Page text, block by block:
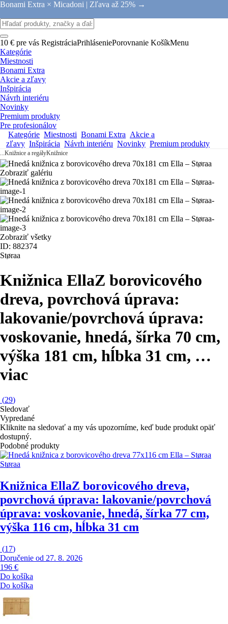
Bonami Extra × Micadoni | Zľava až 25% →
10 € pre vás RegistráciaPrihláseniePorovnanie KošíkMenu
Kategórie
Miestnosti
Bonami Extra
Akcie a zľavy
Inšpirácia
Návrh interiéru
Novinky
Premium produkty
Pre profesionálov
Kategórie Miestnosti Bonami Extra Akcie a
zľavy Inšpirácia Návrh interiéru Novinky Premium produkty
...Knižnice a regályKnižnice
Zobraziť galériu
Zobraziť všetky
ID: 882374
Støraa
Knižnica EllaZ borovicového
dreva, povrchová úprava:
lakovanie/povrchová úprava:
voskovanie, hnedá, šírka 70 cm,
výška 181 cm, hĺbka 31 cm, …
viac
(29)
Sledovať
Vypredané
Kliknite na sledovať a my vás upozorníme, keď bude produkt opäť
dostupný.
Podobné produkty
Støraa
Knižnica EllaZ borovicového dreva,
povrchová úprava: lakovanie/povrchová
úprava: voskovanie, hnedá, šírka 77 cm,
výška 116 cm, hĺbka 31 cm
(17)
Doručenie od 27. 8. 2026
196 €
Do košíka
Do košíka